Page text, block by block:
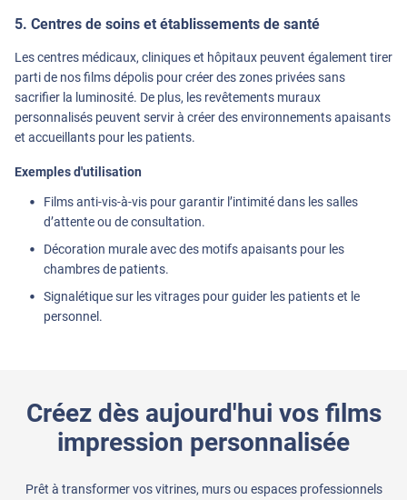
5. Centres de soins et établissements de santé
Les centres médicaux, cliniques et hôpitaux peuvent également tirer
parti de nos films dépolis pour créer des zones privées sans
sacrifier la luminosité. De plus, les revêtements muraux
personnalisés peuvent servir à créer des environnements apaisants
et accueillants pour les patients.
Exemples d'utilisation
Films anti-vis-à-vis pour garantir l’intimité dans les salles
d’attente ou de consultation.
Décoration murale avec des motifs apaisants pour les
chambres de patients.
Signalétique sur les vitrages pour guider les patients et le
personnel.
Créez dès aujourd'hui vos films
impression personnalisée
Prêt à transformer vos vitrines, murs ou espaces professionnels